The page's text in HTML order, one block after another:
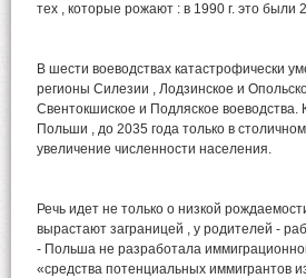
тех , которые рожают : в 1990 г. это
В шести воеводствах катастрофически
регионы Силезии , Лодзинское и
Свентокшиское и Подляское воеводства.
Польши , до 2035 года только в
увеличение численности населения.
Речь идет не только о низкой
вырастают заграницей , у родителей -
- Польша не разработала
«средства потенциальных иммигрантов